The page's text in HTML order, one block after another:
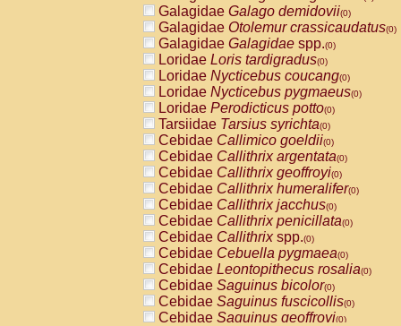
Galagidae Galago demidovii(0)
Galagidae Otolemur crassicaudatus(0)
Galagidae Galagidae spp.(0)
Loridae Loris tardigradus(0)
Loridae Nycticebus coucang(0)
Loridae Nycticebus pygmaeus(0)
Loridae Perodicticus potto(0)
Tarsiidae Tarsius syrichta(0)
Cebidae Callimico goeldii(0)
Cebidae Callithrix argentata(0)
Cebidae Callithrix geoffroyi(0)
Cebidae Callithrix humeralifer(0)
Cebidae Callithrix jacchus(0)
Cebidae Callithrix penicillata(0)
Cebidae Callithrixspp.(0)
Cebidae Cebuella pygmaea(0)
Cebidae Leontopithecus rosalia(0)
Cebidae Saguinus bicolor(0)
Cebidae Saguinus fuscicollis(0)
Cebidae Saguinus geoffroyi(0)